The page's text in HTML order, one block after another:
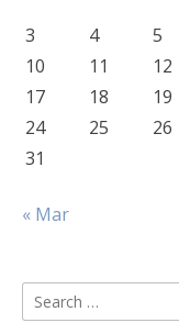
3
4 5
10
11 12
17
18 19
24
25 26
31
« Mar
Search
for: